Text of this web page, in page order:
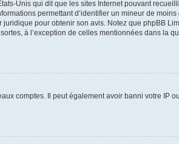
Unis qui dit que les sites Internet pouvant
permettant d’identifier un mineur de
pour obtenir son avis. Notez que phpBB
à l’exception de celles mentionnées dans la
comptes. Il peut également avoir banni votre IP